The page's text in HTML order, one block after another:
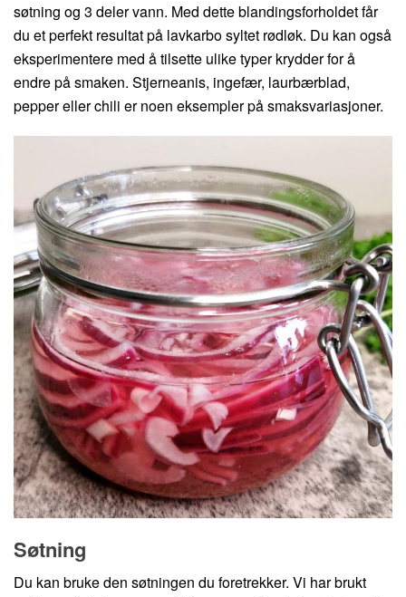
søtning og 3 deler vann. Med dette blandingsforholdet får
du et perfekt resultat på lavkarbo syltet rødløk. Du kan også
eksperimentere med å tilsette ulike typer krydder for å
endre på smaken. Stjerneanis, ingefær, laurbærblad,
pepper eller chili er noen eksempler på smaksvariasjoner.
Søtning
Du kan bruke den søtningen du foretrekker. Vi har brukt